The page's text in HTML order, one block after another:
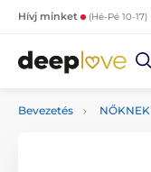
Hívj minket (Hé-Pé 10-17)
Bevezetés NŐKNEK